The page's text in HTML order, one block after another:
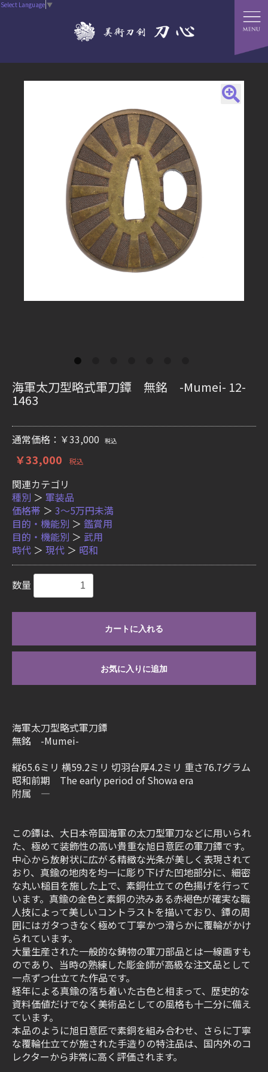
Select Language ▼
海軍太刀型略式軍刀鐔 無銘 -Mumei- 12-
1463
通常価格：￥33,000 税込
￥33,000 税込
関連カテゴリ
種別 ＞ 軍装品
価格帯 ＞ 3〜5万円未満
目的・機能別 ＞ 鑑賞用
目的・機能別 ＞ 武用
時代 ＞ 現代 ＞ 昭和
数量
カートに入れる
お気に入りに追加
海軍太刀型略式軍刀鐔
無銘 -Mumei-
縦65.6ミリ 横59.2ミリ 切羽台厚4.2ミリ 重さ76.7グラム
昭和前期 The early period of Showa era
附属 ―
この鐔は、大日本帝国海軍の太刀型軍刀などに用いられ
た、極めて装飾性の高い貴重な旭日意匠の軍刀鐔です。
中心から放射状に広がる精緻な光条が美しく表現されて
おり、真鍮の地肉を均一に彫り下げた凹地部分に、細密
な丸い槌目を施した上で、素銅仕立ての色揚げを行って
います。真鍮の金色と素銅の渋みある赤褐色が確実な職
人技によって美しいコントラストを描いており、鐔の周
囲にはガタつきなく極めて丁寧かつ滑らかに覆輪がかけ
られています。
大量生産された一般的な鋳物の軍刀部品とは一線画すも
のであり、当時の熟練した彫金師が高級な注文品として
一点ずつ仕立てた作品です。
経年による真鍮の落ち着いた古色と相まって、歴史的な
資料価値だけでなく美術品としての風格も十二分に備え
ています。
本品のように旭日意匠で素銅を組み合わせ、さらに丁寧
な覆輪仕立てが施された手造りの特注品は、国内外のコ
レクターから非常に高く評価されます。